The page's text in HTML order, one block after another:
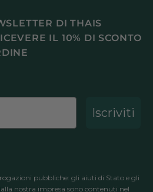
DI THAIS
IL 10% DI SCONTO
Iscriviti
pubbliche: gli aiuti di Stato e gli
nostra impresa sono contenuti nel